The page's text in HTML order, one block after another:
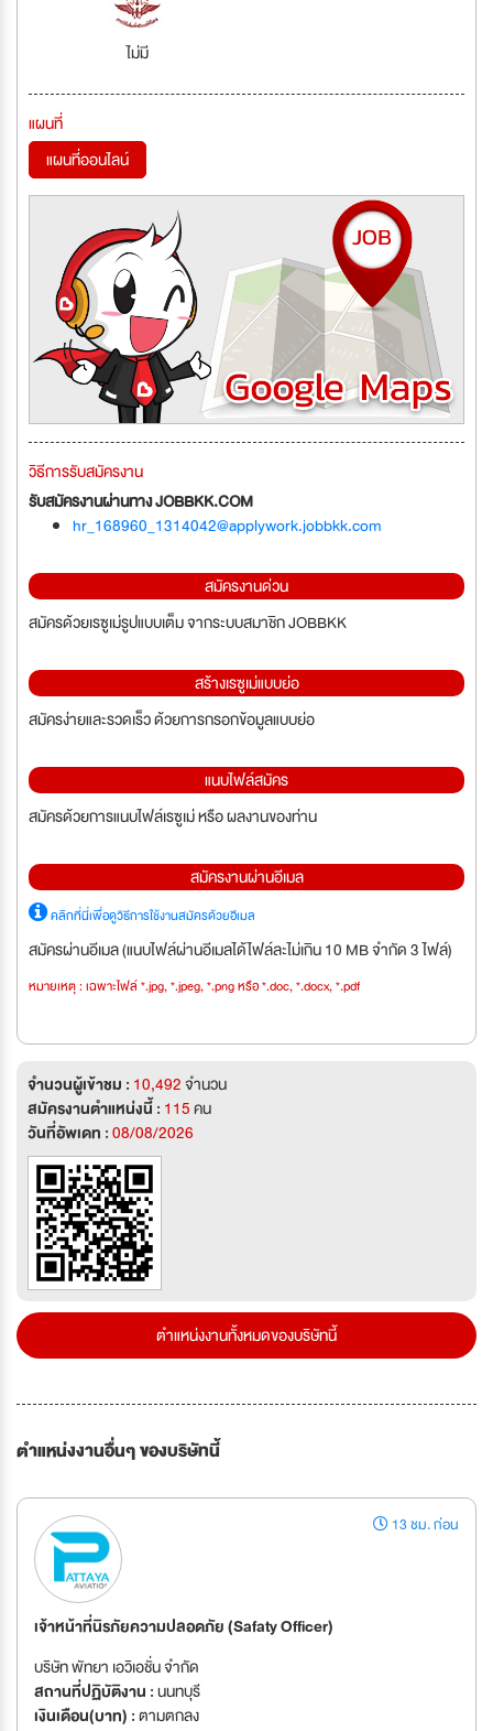
ไม่มี
แผนที่
แผนที่ออนไลน์
วิธีการรับสมัครงาน
รับสมัครงานผ่านทาง JOBBKK.COM
hr_168960_1314042@applywork.jobbkk.com
สมัครงานด่วน
สมัครด้วยเรซูเม่รูปแบบเต็ม จากระบบสมาชิก JOBBKK
สร้างเรซูเม่แบบย่อ
สมัครง่ายและรวดเร็ว ด้วยการกรอกข้อมูลแบบย่อ
แนบไฟล์สมัคร
สมัครด้วยการแนบไฟล์เรซูเม่ หรือ ผลงานของท่าน
สมัครงานผ่านอีเมล
คลิกที่นี่เพื่อดูวิธีการใช้งานสมัครด้วยอีเมล
สมัครผ่านอีเมล (แนบไฟล์ผ่านอีเมลได้ไฟล์ละไม่เกิน 10 MB จำกัด 3 ไฟล์)
หมายเหตุ : เฉพาะไฟล์ *.jpg, *.jpeg, *.png หรือ *.doc, *.docx, *.pdf
จำนวนผู้เข้าชม : 10,492จำนวน
สมัครงานตำแหน่งนี้ : 115คน
วันที่อัพเดท :08/08/2026
ตำแหน่งงานทั้งหมดของบริษัทนี้
ตำแหน่งงานอื่นๆ ของบริษัทนี้
13 ชม. ก่อน
เจ้าหน้าที่นิรภัยความปลอดภัย (Safaty Officer)
บริษัท พัทยา เอวิเอชั่น จำกัด
สถานที่ปฏิบัติงาน :นนทบุรี
เงินเดือน(บาท) :ตามตกลง